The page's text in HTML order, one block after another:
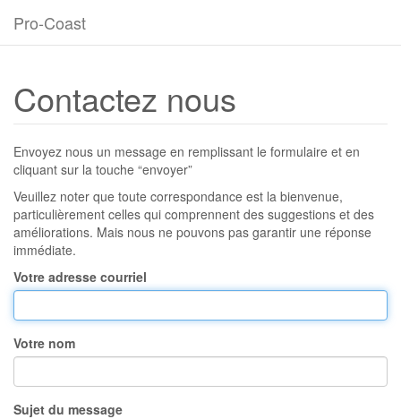
Pro-Coast
Contactez nous
Envoyez nous un message en remplissant le formulaire et en
cliquant sur la touche “envoyer”
Veuillez noter que toute correspondance est la bienvenue,
particulièrement celles qui comprennent des suggestions et des
améliorations. Mais nous ne pouvons pas garantir une réponse
immédiate.
Votre adresse courriel
Votre nom
Sujet du message